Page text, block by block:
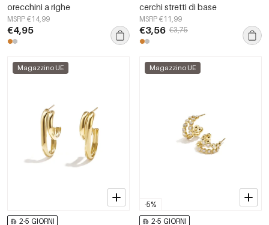
orecchini a righe
MSRP €14,99
€4,95
cerchi stretti di base
MSRP €11,99
€3,56 €3,75
Magazzino UE
2-5 GIORNI
-5%
Magazzino UE
2-5 GIORNI